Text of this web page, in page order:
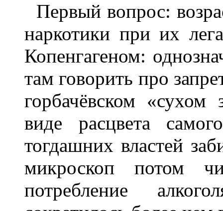
Первый вопрос:
наркотики при их
Копенгагеном:
там говорить про
горбачёвском «сухом
виде расцвета
тогдашних властей
микроскоп потом
потребление